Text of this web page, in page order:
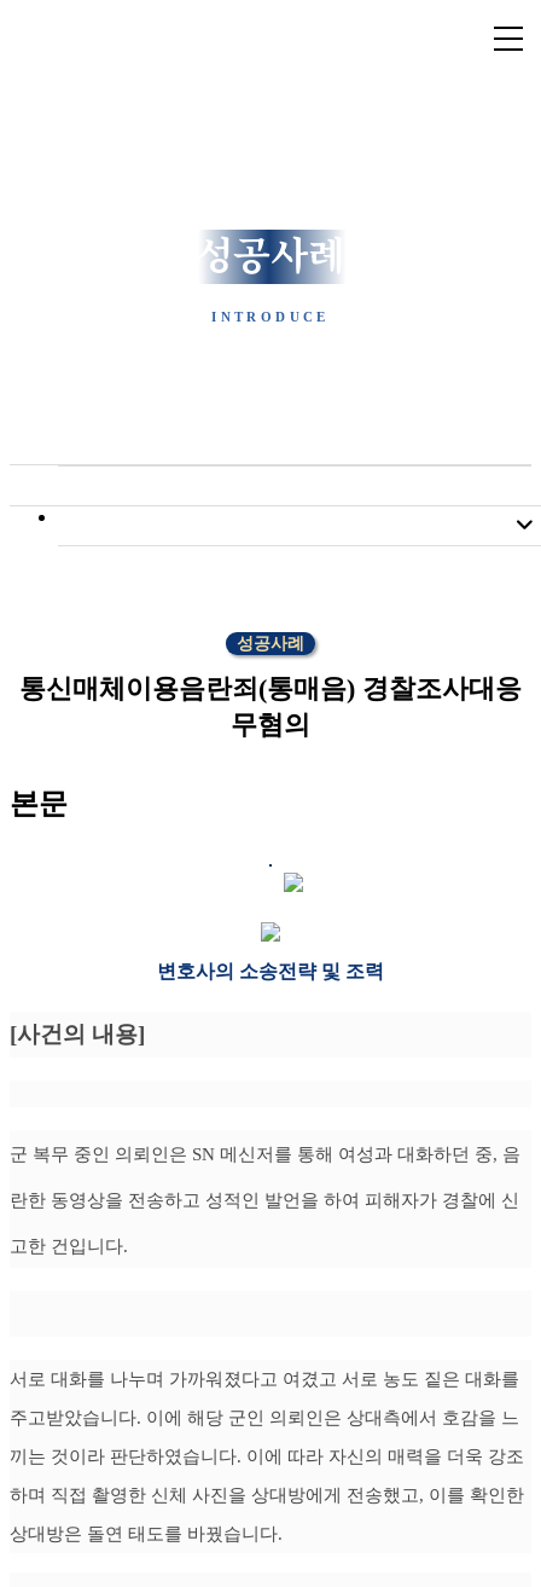
[ 성공사례 ]
INTRODUCE
성공사례
통신매체이용음란죄(통매음) 경찰조사대응
무혐의
본문
변호사의 소송전략 및 조력
[사건의 내용]
군 복무 중인 의뢰인은 SN 메신저를 통해 여성과 대화하던 중, 음
란한 동영상을 전송하고 성적인 발언을 하여 피해자가 경찰에 신
고한 건입니다.
서로 대화를 나누며 가까워졌다고 여겼고 서로 농도 짙은 대화를
주고받았습니다. 이에 해당 군인 의뢰인은 상대측에서 호감을 느
끼는 것이라 판단하였습니다. 이에 따라 자신의 매력을 더욱 강조
하며 직접 촬영한 신체 사진을 상대방에게 전송했고, 이를 확인한
상대방은 돌연 태도를 바꿨습니다.